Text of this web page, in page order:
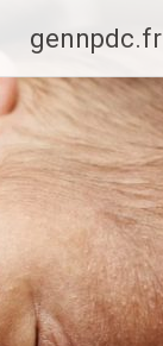
contenu
principal
gennpdc.fr